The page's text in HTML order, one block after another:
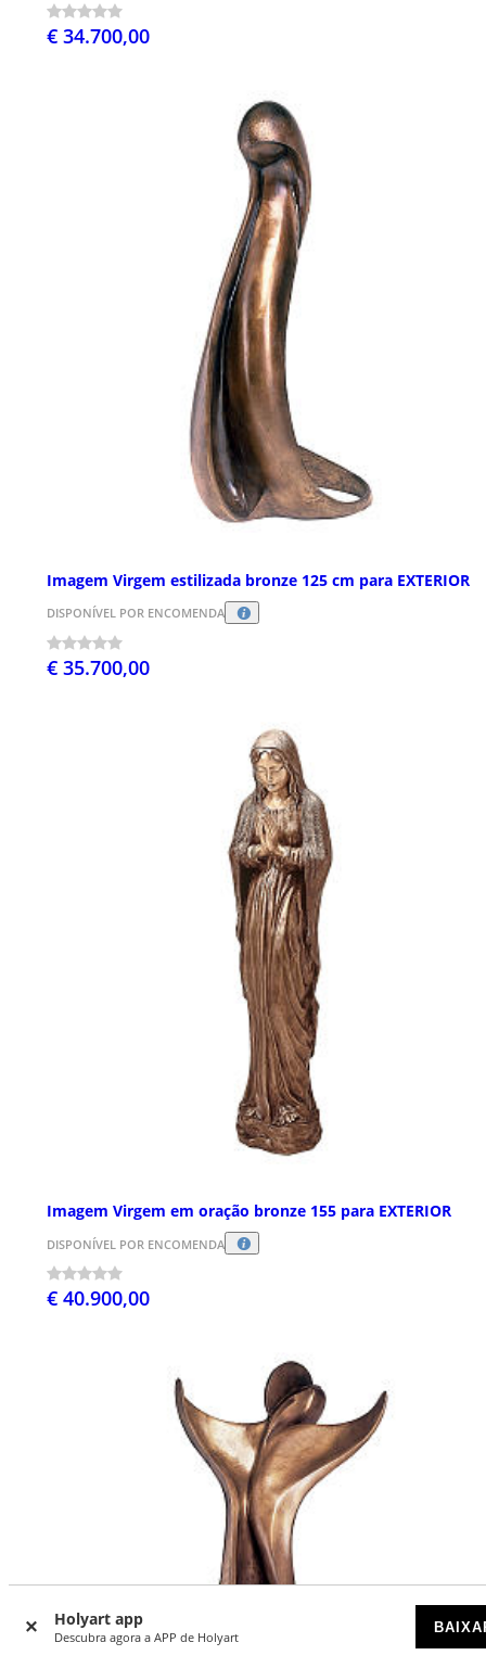
Holyart app
Descubra agora a APP de Holyart
€ 34.700,00
Imagem Virgem estilizada bronze 125 cm para EXTERIOR
DISPONÍVEL POR ENCOMENDA
€ 35.700,00
Imagem Virgem em oração bronze 155 para EXTERIOR
DISPONÍVEL POR ENCOMENDA
€ 40.900,00